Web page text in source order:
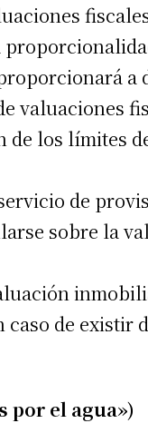
de teléfono
a
valuaciones
los límites
de
sobre la
de existir
por el agua»)